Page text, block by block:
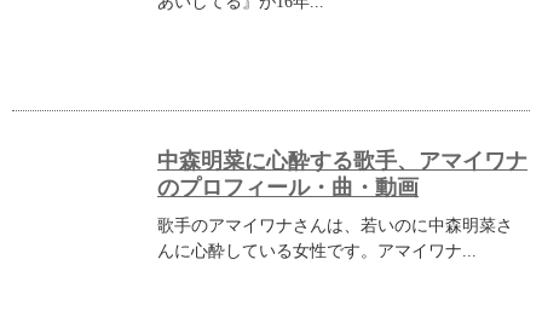
中森明菜に心酔する歌手、アマイワナ
のプロフィール・曲・動画
歌手のアマイワナさんは、若いのに中森明菜さ
んに心酔している女性です。アマイワナ...